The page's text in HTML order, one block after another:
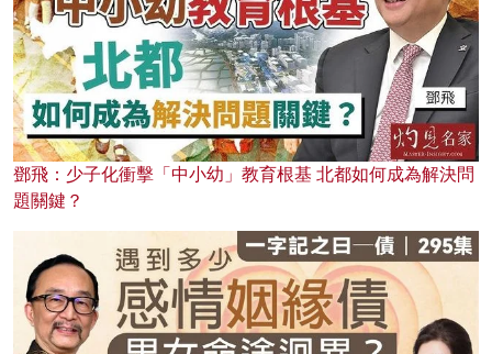
鄧飛：少子化衝擊「中小幼」教育根基 北都如何成為解決問
題關鍵？